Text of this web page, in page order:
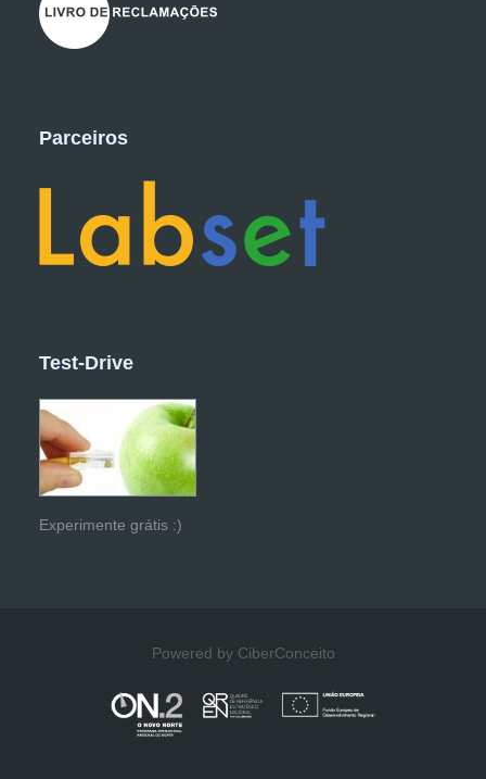
Parceiros
Test-Drive
Experimente grátis :)
Powered by CiberConceito